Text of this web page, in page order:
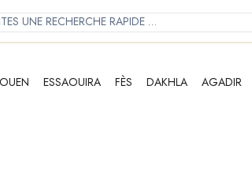
ESSAOUIRA FÈS DAKHLA AGADIR